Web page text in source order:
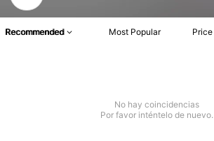
Recommended Most Popular Price
No hay coincidencias
Por favor inténtelo de nuevo.